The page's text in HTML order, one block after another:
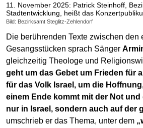
11. November 2025: Patrick Steinhoff,
Stadtentwicklung, heißt das
Bild: Bezirksamt Steglitz-Zehlendorf
Die berührenden Texte zwischen den
Gesangsstücken sprach Sänger
gleichzeitig Theologe und
geht um das Gebet um Frieden für
für das Volk Israel, um die
einem Ende kommt mit der Not
nur in Israel, sondern auch auf der
umschrieb er das Thema, unter dem